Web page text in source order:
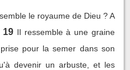
le royaume de Dieu ? A
19 Il ressemble à une graine
pour la semer dans son
devenir un arbuste, et les